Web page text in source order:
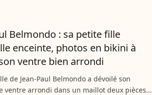
Belmondo : sa petite fille
enceinte, photos en bikini à
ventre bien arrondi
de Jean-Paul Belmondo a dévoilé son
ventre arrondi dans un maillot deux pièces.